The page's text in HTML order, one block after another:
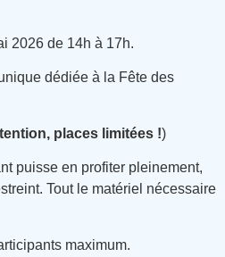
2026 de 14h à 17h.
dédiée à la Fête des
places limitées !)
puisse en profiter pleinement,
Tout le matériel nécessaire
maximum.